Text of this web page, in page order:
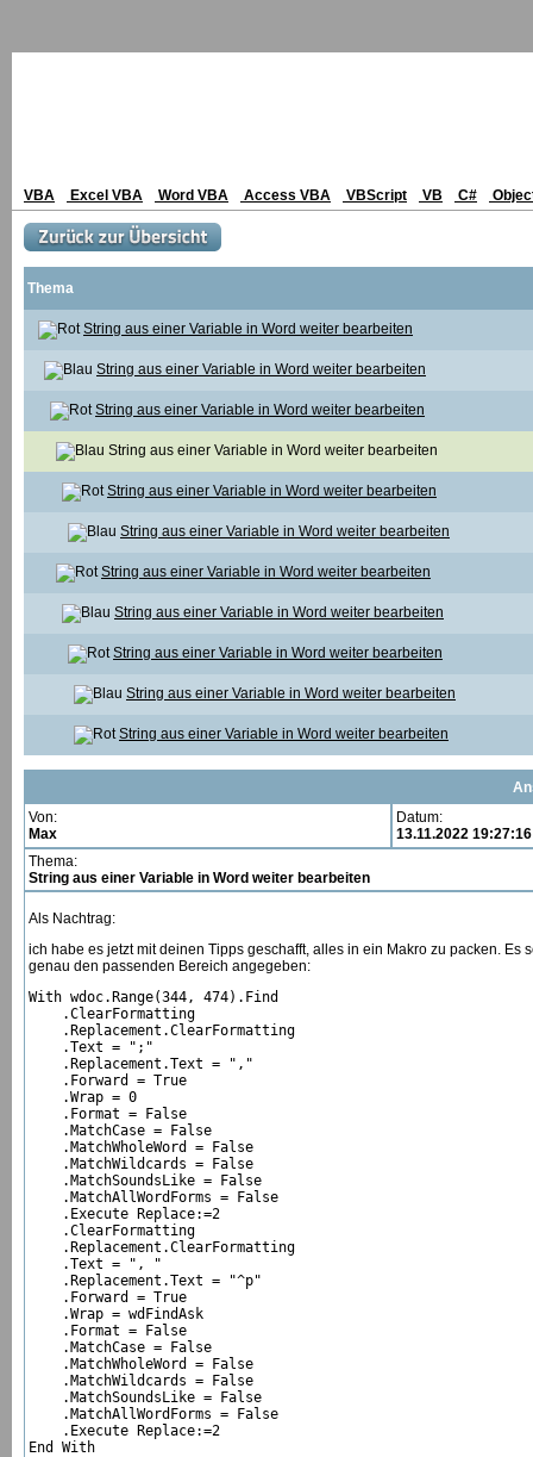
VBA Excel VBA Word VBA Access VBA VBScript VB C#
Thema
String aus einer Variable in Word weiter bearbeiten
String aus einer Variable in Word weiter bearbeiten
String aus einer Variable in Word weiter bearbeiten
String aus einer Variable in Word weiter bearbeiten
String aus einer Variable in Word weiter bearbeiten
String aus einer Variable in Word weiter bearbeiten
String aus einer Variable in Word weiter bearbeiten
String aus einer Variable in Word weiter bearbeiten
String aus einer Variable in Word weiter bearbeiten
String aus einer Variable in Word weiter bearbeiten
String aus einer Variable in Word weiter bearbeiten
Von:
Max
Datum:
13.11.2022 19:27:16
Thema:
String aus einer Variable in Word weiter bearbeiten
Als Nachtrag:
ich habe es jetzt mit deinen Tipps geschafft, alles in ein Makro zu packen.
genau den passenden Bereich angegeben:
With wdoc.Range(344, 474).Find
.ClearFormatting
.Replacement.ClearFormatting
.Text = ";"
.Replacement.Text = ","
.Forward = True
.Wrap = 0
.Format = False
.MatchCase = False
.MatchWholeWord = False
.MatchWildcards = False
.MatchSoundsLike = False
.MatchAllWordForms = False
.Execute Replace:=2
.ClearFormatting
.Replacement.ClearFormatting
.Text = ", "
.Replacement.Text = "^p"
.Forward = True
.Wrap = wdFindAsk
.Format = False
.MatchCase = False
.MatchWholeWord = False
.MatchWildcards = False
.MatchSoundsLike = False
.MatchAllWordForms = False
.Execute Replace:=2
End With